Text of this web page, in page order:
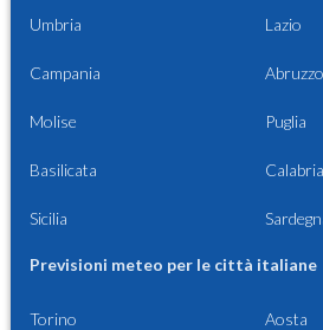
Umbria Lazio
Campania Abruzzo
Molise Puglia
Basilicata Calabria
Sicilia
Previsioni meteo per le città italiane
Torino Aosta